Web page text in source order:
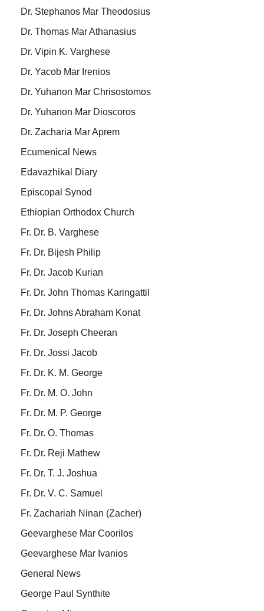
Dr. Stephanos Mar Theodosius
Dr. Thomas Mar Athanasius
Dr. Vipin K. Varghese
Dr. Yacob Mar Irenios
Dr. Yuhanon Mar Chrisostomos
Dr. Yuhanon Mar Dioscoros
Dr. Zacharia Mar Aprem
Ecumenical News
Edavazhikal Diary
Episcopal Synod
Ethiopian Orthodox Church
Fr. Dr. B. Varghese
Fr. Dr. Bijesh Philip
Fr. Dr. Jacob Kurian
Fr. Dr. John Thomas Karingattil
Fr. Dr. Johns Abraham Konat
Fr. Dr. Joseph Cheeran
Fr. Dr. Jossi Jacob
Fr. Dr. K. M. George
Fr. Dr. M. O. John
Fr. Dr. M. P. George
Fr. Dr. O. Thomas
Fr. Dr. Reji Mathew
Fr. Dr. T. J. Joshua
Fr. Dr. V. C. Samuel
Fr. Zachariah Ninan (Zacher)
Geevarghese Mar Coorilos
Geevarghese Mar Ivanios
General News
George Paul Synthite